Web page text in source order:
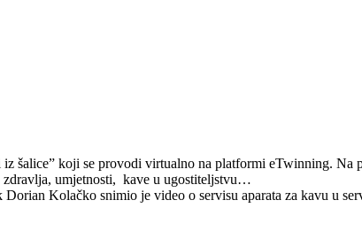
šalice” koji se provodi virtualno na platformi eTwinning. Na
zdravlja, umjetnosti, kave u ugostiteljstvu…
Kolačko snimio je video o servisu aparata za kavu u